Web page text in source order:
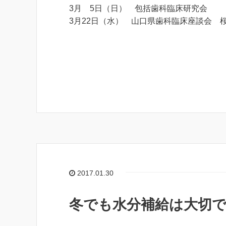
3月 5日（日） 包括歯科臨床研究会
3月22日（水） 山口県歯科臨床座談会
2017.01.30
冬でも水分補給は大切で